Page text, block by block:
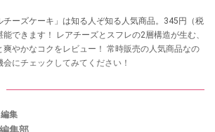
チーズケーキ」は知る人ぞ知る人気商品。345円（税
できます！ レアチーズとスフレの2層構造が生む、
やかなコクをレビュー！ 常時販売の人気商品なの
にチェックしてみてください！
集
集部